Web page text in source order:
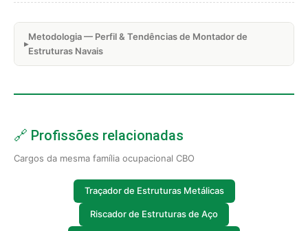
Metodologia — Perfil & Tendências de Montador de
Estruturas Navais
🔗 Profissões relacionadas
Cargos da mesma família ocupacional CBO
Traçador de Estruturas Metálicas
Riscador de Estruturas de Aço